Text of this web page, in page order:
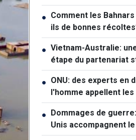
mécanisme
Chi Minh-ville
● Comment les
ils de bonnes
● Vietnam-Australie:
étape du partenariat
global
● ONU: des experts en
l'homme appellent les
à lever les sanctions
● Dommages de
Unis accompagnent